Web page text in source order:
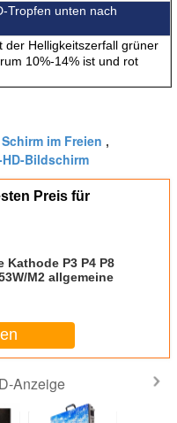
Tropfen unten nach
der Helligkeitszerfall grüner
10%-14% ist und rot
im Freien ,
HD-Bildschirm
Preis für
Kathode P3 P4 P8
M2 allgemeine
Anzeige